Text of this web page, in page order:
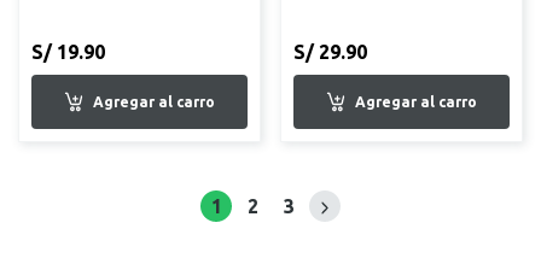
S/ 19.90 S/ 29.90
1 2 3 Siguiente página